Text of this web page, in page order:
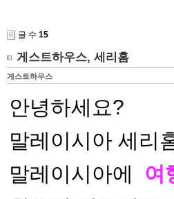
글 수 15
게스트하우스, 세리홈
게스트하우스
안녕하세요?
말레이시아 세리
말레이시아에 여